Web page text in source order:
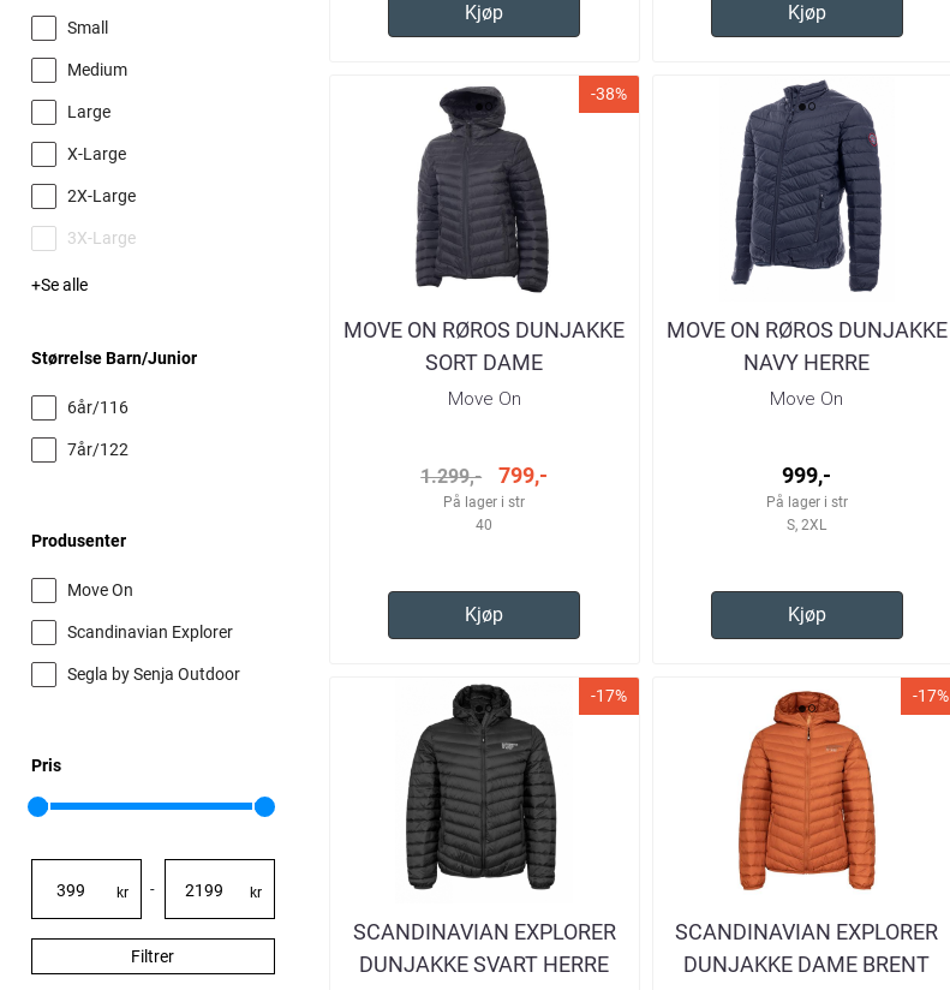
Small
Medium
Large
X-Large
2X-Large
3X-Large
Se alle
Størrelse Barn/junior
6år/116
7år/122
Produsenter
Move On
Scandinavian Explorer
Segla by Senja Outdoor
Pris
kr - kr
Filtrer
Kjøp Kjøp
-38%
MOVE ON RØROS DUNJAKKE
SORT DAME
Move On
1.299,- 799,-
På lager i str
40
Kjøp
MOVE ON RØROS DUNJAKKE
NAVY HERRE
Move On
999,-
På lager i str
S, 2XL
Kjøp
-17%
SCANDINAVIAN EXPLORER
DUNJAKKE SVART HERRE
-17%
SCANDINAVIAN EXPLORER
DUNJAKKE DAME BRENT